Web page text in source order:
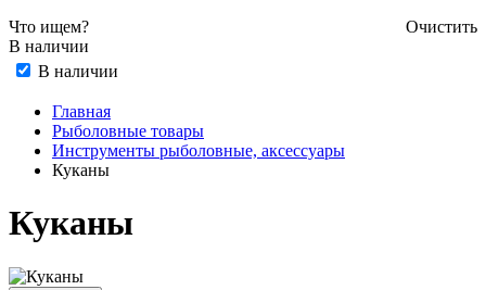
Что ищем?
Очистить
В наличии
В наличии
Главная
Рыболовные товары
Инструменты рыболовные, аксессуары
Куканы
Куканы